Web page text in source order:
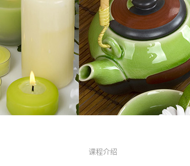
课程介绍